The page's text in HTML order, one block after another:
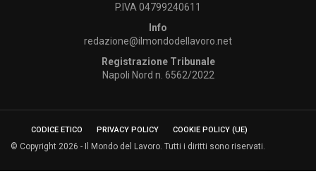
P.IVA 04799240611
Info
redazione@ilmondodellavoro.net
Registrazione Tribunale
Napoli Nord n. 6562/2022
CODICE ETICO PRIVACY POLICY COOKIE POLICY (UE)
© Copyright 2026 - Il Mondo del Lavoro. Tutti i diritti sono riservati.